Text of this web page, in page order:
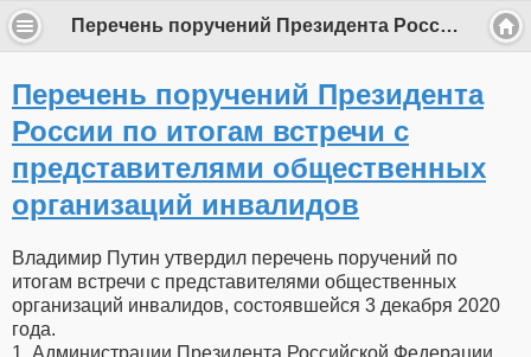
Перечень поручений Президента России по итогам встречи с представителями общественных организаций инвалидов
Перечень поручений Президента
России по итогам встречи с
представителями общественных
организаций инвалидов
Владимир Путин утвердил перечень поручений по
итогам встречи с представителями общественных
организаций инвалидов, состоявшейся 3 декабря 2020
года.